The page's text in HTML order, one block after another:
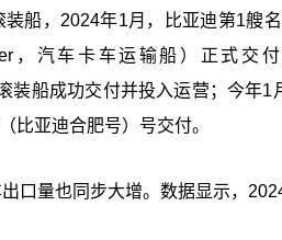
船，2024年1月，比亚迪第1艘
，汽车卡车运输船）正式交
装船成功交付并投入运营；今年1
比亚迪合肥号）号交付。
口量也同步大增。数据显示，